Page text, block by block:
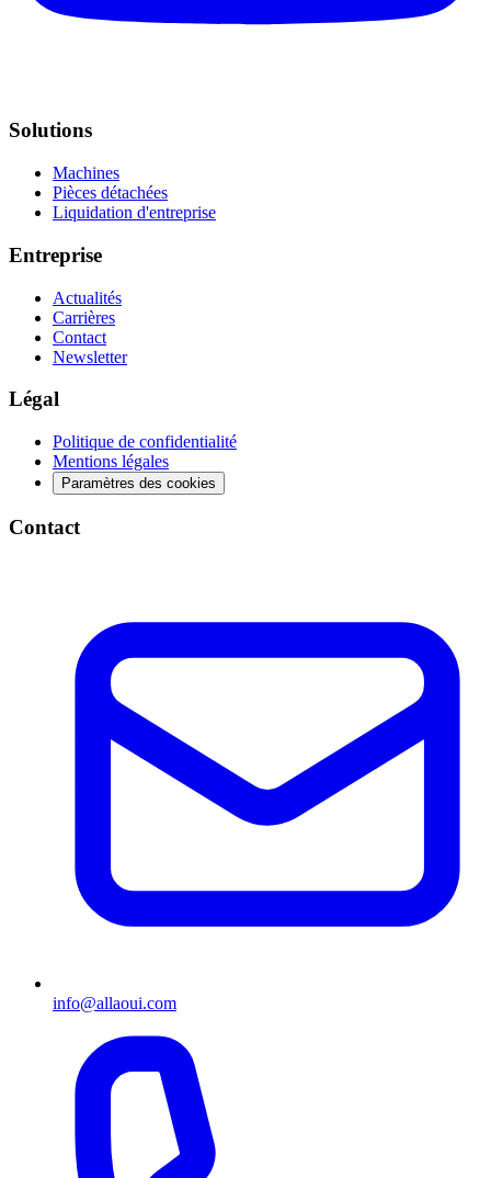
Solutions
Machines
Pièces détachées
Liquidation d'entreprise
Entreprise
Actualités
Carrières
Contact
Newsletter
Légal
Politique de confidentialité
Mentions légales
Paramètres des cookies
Contact
info@allaoui.com